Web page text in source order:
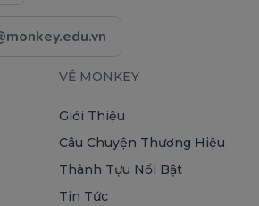
VỀ MONKEY
Giới Thiệu
Câu Chuyện Thương Hiệu
Thành Tựu Nổi Bật
Tin Tức